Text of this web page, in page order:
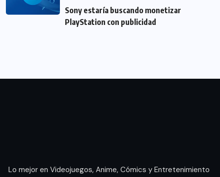
Sony estaría buscando monetizar
PlayStation con publicidad
Lo mejor en Videojuegos, Anime, Cómics y Entretenimiento